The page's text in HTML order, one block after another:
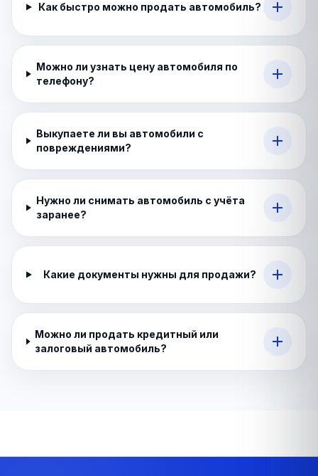
Как быстро можно продать автомобиль?
Можно ли узнать цену автомобиля по
телефону?
Выкупаете ли вы автомобили с
повреждениями?
Нужно ли снимать автомобиль с учёта
заранее?
Какие документы нужны для продажи?
Можно ли продать кредитный или
залоговый автомобиль?